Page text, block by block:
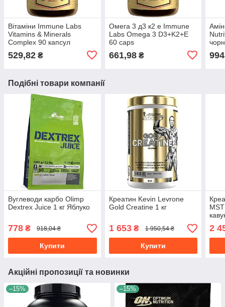
Вітаміни Immune Labs
Vitamins & Minerals
Complex 90 капсул
529,82 ₴
Омега 3 д3 к2 е Immune
Labs Omega 3 D3+K2+E
60 caps
661,98₴
Подібні товари компанії
Вуглеводи карбо Olimp
Dextrex Juice 1 кг Яблуко
778 ₴ 918,04 ₴
Купити
Креатин Kevin Levrone
Gold Creatine 1 кг
1 653₴ 1 950,54 ₴
Купити
2
Акційні пропозиції та новинки
–15% –15%